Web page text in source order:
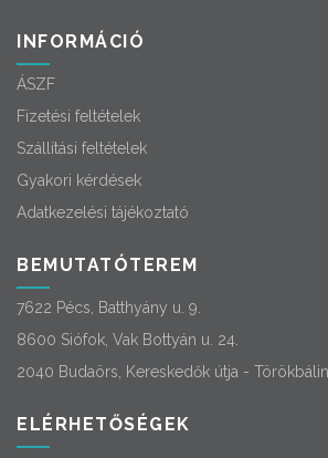
INFORMÁCIÓ
ÁSZF
Fizetési feltételek
Szállítási feltételek
Gyakori kérdések
Adatkezelési tájékoztató
BEMUTATÓTEREM
7622 Pécs, Batthyány u. 9.
8600 Siófok, Vak Bottyán u. 24.
2040 Budaörs, Kereskedők útja -
ELÉRHETŐSÉGEK